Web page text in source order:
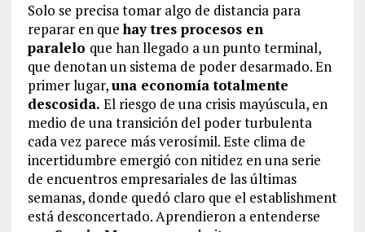
Solo se precisa tomar algo de distancia para
reparar en quehay tres procesos en
paralelo que han llegado a un punto terminal,
que denotan un sistema de poder desarmado. En
primer lugar,una economía totalmente
descosida. El riesgo de una crisis mayúscula, en
medio de una transición del poder turbulenta
cada vez parece más verosímil. Este clima de
incertidumbre emergió con nitidez en una serie
de encuentros empresariales de las últimas
semanas, donde quedó claro que el establishment
está desconcertado. Aprendieron a entenderse